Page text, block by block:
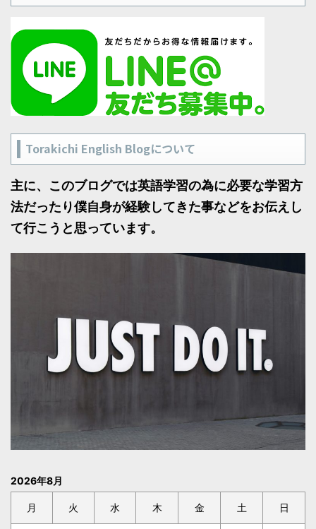
Torakichi English Blogについて
主に、このブログでは英語学習の為に必要な学習方
法だったり僕自身が経験してきた事などをお伝えし
て行こうと思っています。
2026年8月
月 火 水 木 金 土 日